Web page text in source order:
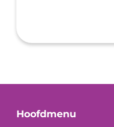
Hoofdmenu